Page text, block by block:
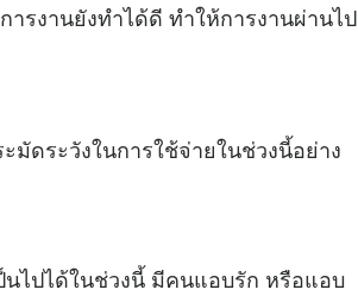
งานยังทำได้ดี ทำให้การงานผ่านไป
มัดระวังในการใช้จ่ายในช่วงนี้อย่าง
ไปได้ในช่วงนี้ มีคนแอบรัก หรือแอบ